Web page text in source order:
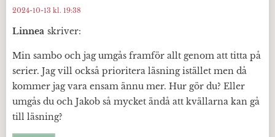
Linnea skriver:
2024-10-13 kl. 19:38
Min sambo och jag umgås framför allt genom att titta på
serier. Jag vill också prioritera läsning istället men då
kommer jag vara ensam ännu mer. Hur gör du? Eller
umgås du och Jakob så mycket ändå att kvällarna kan gå
till läsning?